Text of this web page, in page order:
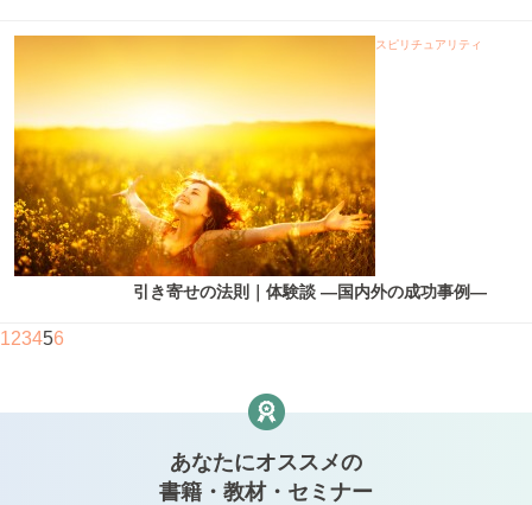
スピリチュアリティ
引き寄せの法則｜体験談 ―国内外の成功事例―
123456
あなたにオススメの
書籍・教材・セミナー